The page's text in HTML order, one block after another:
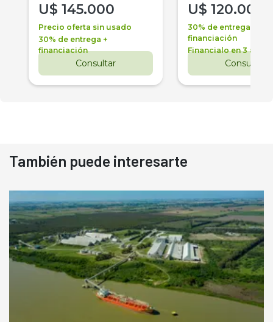
U$ 145.000
Precio oferta sin usado
30% de entrega +
financiación
Consultar
U$ 120.000
30% de entrega +
financiación
Financialo en 3 años
Consultar
También puede interesarte